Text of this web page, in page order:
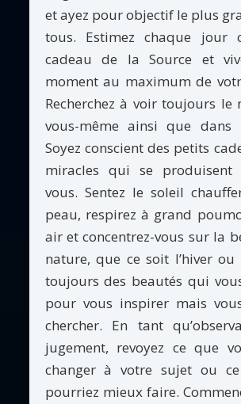
et ayez pour objectif le plus
tous. Estimez chaque jour
cadeau de la Source et
moment au maximum de
Recherchez à voir toujours le
vous-même ainsi que dans
Soyez conscient des petits
miracles qui se produisent
vous. Sentez le soleil
peau, respirez à grand
air et concentrez-vous sur la
nature, que ce soit l’hiver ou
toujours des beautés qui
pour vous inspirer mais
chercher. En tant
jugement, revoyez ce que
changer à votre sujet ou
pourriez mieux faire.